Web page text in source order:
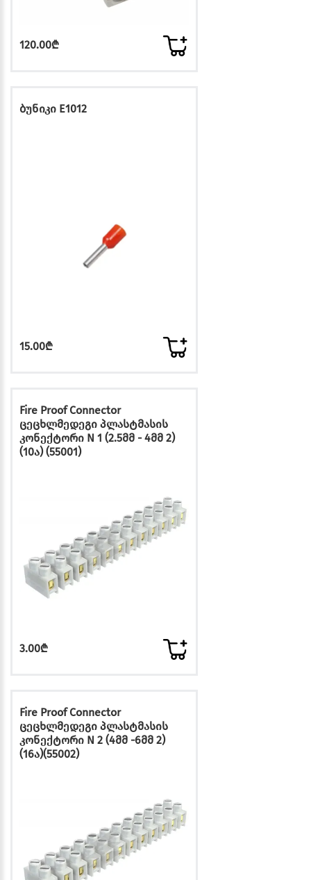
120.00₾
ბუნიკი E1012
15.00₾
Fire Proof Connector
ცეცხლმედეგი პლასტმასის
კონექტორი N 1 (2.5მმ - 4მმ 2)
(10ა) (55001)
3.00₾
Fire Proof Connector
ცეცხლმედეგი პლასტმასის
კონექტორი N 2 (4მმ -6მმ 2)
(16ა)(55002)